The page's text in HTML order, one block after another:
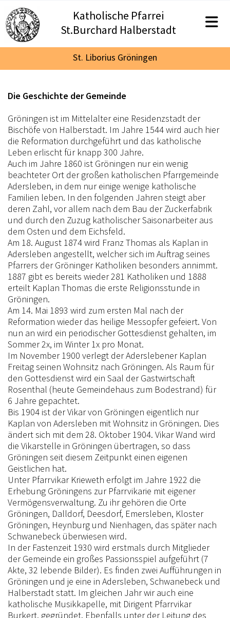
Katholische Pfarrei
St.Burchard Halberstadt
St. Liborius Gröningen
Die Geschichte der Gemeinde
Gröningen ist im Mittelalter eine Residenzstadt der
Bischöfe von Halberstadt. Im Jahre 1544 wird auch hier
die Reformation durchgeführt und das katholische
Leben erlischt für knapp 300 Jahre.
Auch im Jahre 1860 ist Gröningen nur ein wenig
beachteter Ort der großen katholischen Pfarrgemeinde
Adersleben, in dem nur einige wenige katholische
Familien leben. In den folgenden Jahren steigt aber
deren Zahl, vor allem nach dem Bau der Zuckerfabrik
und durch den Zuzug katholischer Saisonarbeiter aus
dem Osten und dem Eichsfeld.
Am 18. August 1874 wird Franz Thomas als Kaplan in
Adersleben angestellt, welcher sich im Auftrag seines
Pfarrers der Gröninger Katholiken besonders annimmt.
1887 gibt es bereits wieder 281 Katholiken und 1888
erteilt Kaplan Thomas die erste Religionsstunde in
Gröningen.
Am 14. Mai 1893 wird zum ersten Mal nach der
Reformation wieder das heilige Messopfer gefeiert. Von
nun an wird ein periodischer Gottesdienst gehalten, im
Sommer 2x, im Winter 1x pro Monat.
Im November 1900 verlegt der Aderslebener Kaplan
Freitag seinen Wohnsitz nach Gröningen. Als Raum für
den Gottesdienst wird ein Saal der Gastwirtschaft
Rosenthal (heute Gemeindehaus zum Bodestrand) für
6 Jahre gepachtet.
Bis 1904 ist der Vikar von Gröningen eigentlich nur
Kaplan von Adersleben mit Wohnsitz in Gröningen. Dies
ändert sich mit dem 28. Oktober 1904. Vikar Wand wird
die Vikarstelle in Gröningen übertragen, so dass
Gröningen seit diesem Zeitpunkt einen eigenen
Geistlichen hat.
Unter Pfarrvikar Krieweth erfolgt im Jahre 1922 die
Erhebung Gröningens zur Pfarrvikarie mit eigener
Vermögensverwaltung. Zu ihr gehören die Orte
Gröningen, Dalldorf, Deesdorf, Emersleben, Kloster
Gröningen, Heynburg und Nienhagen, das später nach
Schwanebeck überwiesen wird.
In der Fastenzeit 1930 wird erstmals durch Mitglieder
der Gemeinde ein großes Passionsspiel aufgeführt (7
Akte, 32 lebende Bilder). Es finden zwei Aufführungen in
Gröningen und je eine in Adersleben, Schwanebeck und
Halberstadt statt. Im gleichen Jahr wir auch eine
katholische Musikkapelle, mit Dirigent Pfarrvikar
Burkert, gegründet. Ebenfalls unter der Leitung des